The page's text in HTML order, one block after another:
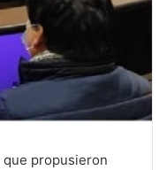
propusieron